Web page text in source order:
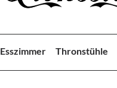
Esszimmer Thronstühle